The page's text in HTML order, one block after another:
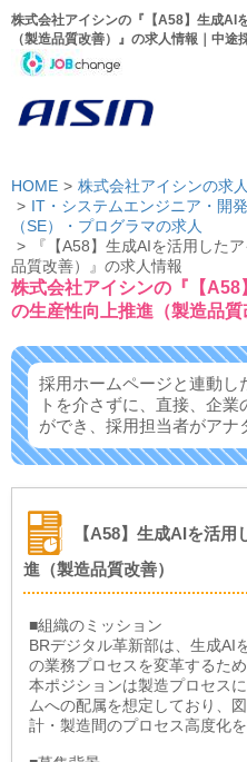
株式会社アイシンの『【A58】生成AI
（製造品質改善）』の求人情報｜中
HOME
株式会社アイシンの求人
IT・システムエンジニア・開
（SE）・プログラマの求人
『【A58】生成AIを活用した
品質改善）』の求人情報
株式会社アイシンの『【
の生産性向上推進（製造品
採用ホームページと連動し
トを介さずに、 直接、企業
ができ、 採用担当者がアナ
【A58】生成AIを活
進（製造品質改善）
■組織のミッション
BRデジタル革新部は、生成AI
の業務プロセスを変革するた
本ポジションは製造プロセス
ムへの配属を想定しており、
計・製造間のプロセス高度化